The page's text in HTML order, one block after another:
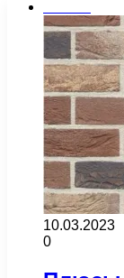
10.03.2023
0